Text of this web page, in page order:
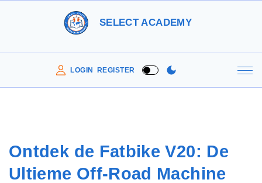
SELECT ACADEMY
LOGIN REGISTER
Ontdek de Fatbike V20: De
Ultieme Off-Road Machine